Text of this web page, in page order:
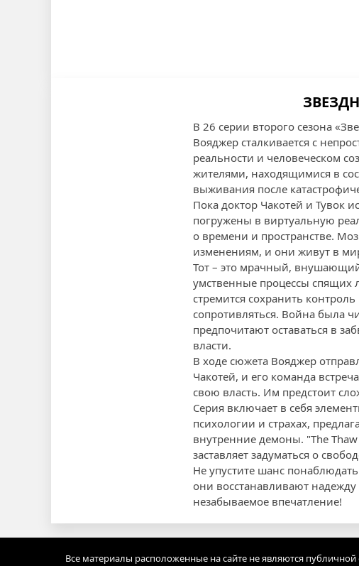
В 26 серии второго сезона
Вояджер сталкивается с
реальности и человеческом
жителями, находящимися в
выживания после
Пока доктор Чакотей и Тувок
погружены в виртуальную
о времени и пространстве.
изменениям, и они живут в
Тот – это мрачный,
умственные процессы спящих
стремится сохранить
сопротивляться. Война была
предпочитают оставаться в
власти.
В ходе сюжета Вояджер
Чакотей, и его команда
свою власть. Им предстоит
Серия включает в себя
психологии и страхах,
внутренние демоны. "The
заставляет задуматься о
Не упустите шанс
они восстанавливают
незабываемое впечатление!
Все материалы расположенные на сайте не являются